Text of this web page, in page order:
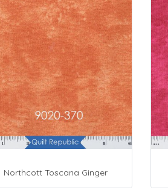
Northcott Toscana Ginger